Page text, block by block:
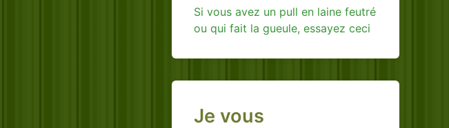
Si vous avez un pull en laine feutré
ou qui fait la gueule, essayez ceci
Je vous